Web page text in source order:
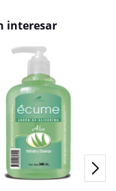
interesar